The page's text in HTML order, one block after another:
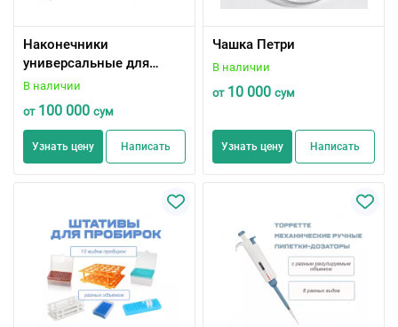
Наконечники
универсальные для
пипеток, разных
объемов
В наличии
от100 000 сум
Узнать цену Написать
Чашка Петри
В наличии
от10 000 сум
Узнать цену Написать